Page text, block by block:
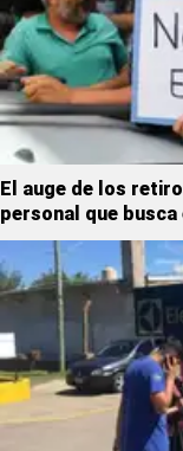
El auge de los
personal que